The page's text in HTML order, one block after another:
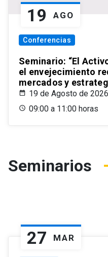
19 AGO
Conferencias
Seminario: “El
el envejecimiento
mercados y
19 de Agosto de 2026
09:00 a 11:00 horas
Seminarios
27 MAR